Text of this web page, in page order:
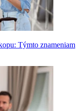
Týmto znameniam